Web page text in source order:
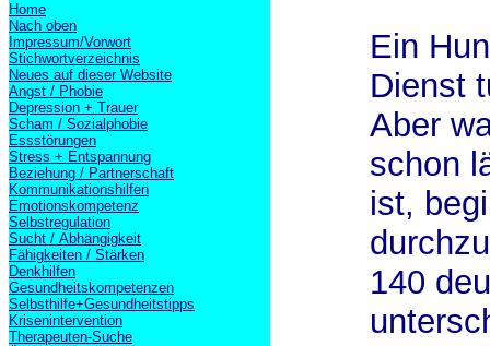
Home
Nach oben
Impressum/Vorwort
Stichwortverzeichnis
Neues auf dieser Website
Angst / Phobie
Depression + Trauer
Scham / Sozialphobie
Essstörungen
Stress + Entspannung
Beziehung / Partnerschaft
Kommunikationshilfen
Emotionskompetenz
Selbstregulation
Sucht / Abhängigkeit
Fähigkeiten / Stärken
Denkhilfen
Gesundheitskompetenzen
Selbsthilfe+Gesundheitstipps
Krisenintervention
Therapeuten-Suche
Ein
Dienst
Aber
schon
ist,
140